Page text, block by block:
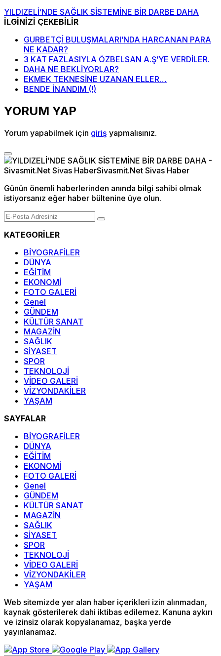
YILDIZELİ’NDE SAĞLIK SİSTEMİNE BİR DARBE DAHA
İLGİNİZİ ÇEKEBİLİR
GURBETÇİ BULUŞMALARI’NDA HARCANAN PARA
NE KADAR?
3 KAT FAZLASIYLA ÖZBELSAN A.Ş’YE VERDİLER.
DAHA NE BEKLİYORLAR?
EKMEK TEKNESİNE UZANAN ELLER…
BENDE İNANDIM (!)
YORUM YAP
Yorum yapabilmek için giriş yapmalısınız.
Günün önemli haberlerinden anında bilgi sahibi olmak
istiyorsanız eğer haber bültenine üye olun.
KATEGORİLER
BİYOGRAFİLER
DÜNYA
EĞİTİM
EKONOMİ
FOTO GALERİ
Genel
GÜNDEM
KÜLTÜR SANAT
MAGAZİN
SAĞLIK
SİYASET
SPOR
TEKNOLOJİ
VİDEO GALERİ
VİZYONDAKİLER
YAŞAM
SAYFALAR
BİYOGRAFİLER
DÜNYA
EĞİTİM
EKONOMİ
FOTO GALERİ
Genel
GÜNDEM
KÜLTÜR SANAT
MAGAZİN
SAĞLIK
SİYASET
SPOR
TEKNOLOJİ
VİDEO GALERİ
VİZYONDAKİLER
YAŞAM
Web sitemizde yer alan haber içerikleri izin alınmadan,
kaynak gösterilerek dahi iktibas edilemez. Kanuna aykırı
ve izinsiz olarak kopyalanamaz, başka yerde
yayınlanamaz.